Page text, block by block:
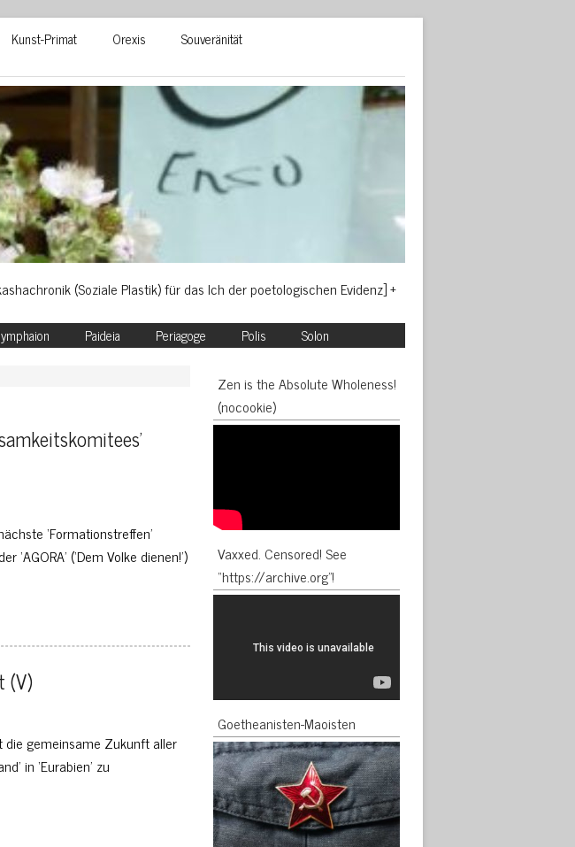
Kunst-Primat Orexis
Souveränität
(Soziale Plastik) für das Ich der poetologischen Evidenz] +
Paideia Periagoge Polis Solon
‘Formationstreffen’
‘AGORA’ (‘Dem Volke dienen!’)
(V)
die gemeinsame Zukunft aller
in ‘Eurabien’ zu
Zen is the Absolute Wholeness!
(nocookie)
Vaxxed. Censored! See
“https://archive.org”!
Goetheanisten-Maoisten